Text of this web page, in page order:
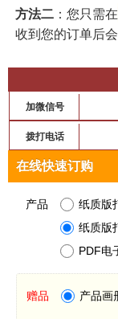
方法二：您只需在
收到您的订单后
加微信号
拨打电话